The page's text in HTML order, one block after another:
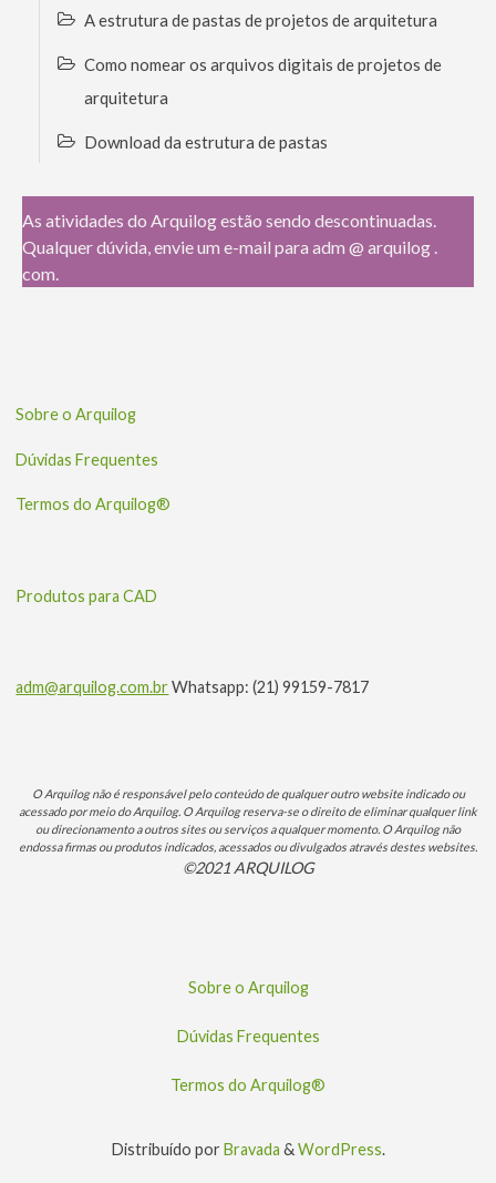
A estrutura de pastas de projetos de arquitetura
Como nomear os arquivos digitais de projetos de
arquitetura
Download da estrutura de pastas
As atividades do Arquilog estão sendo descontinuadas.
Qualquer dúvida, envie um e-mail para adm @ arquilog .
com.
Sobre o Arquilog
Dúvidas Frequentes
Termos do Arquilog®
Produtos para CAD
adm@arquilog.com.brWhatsapp: (21) 99159-7817
O Arquilog não é responsável pelo conteúdo de qualquer outro website indicado ou
acessado por meio do Arquilog. O Arquilog reserva-se o direito de eliminar qualquer link
ou direcionamento a outros sites ou serviços a qualquer momento. O Arquilog não
endossa firmas ou produtos indicados, acessados ou divulgados através destes websites.
©2021 ARQUILOG
Sobre o Arquilog
Dúvidas Frequentes
Termos do Arquilog®
Distribuído por Bravada &WordPress.